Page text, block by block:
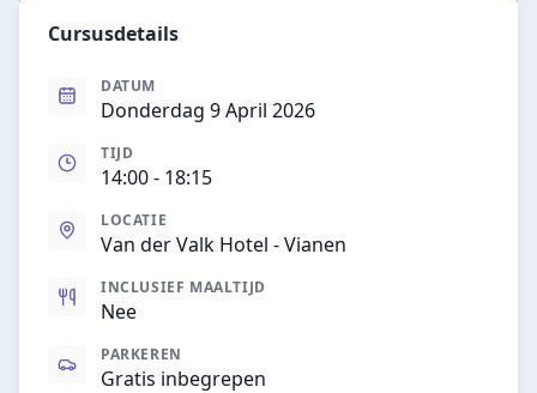
Cursusdetails
DATUM
Donderdag 9 April 2026
TIJD
14:00- 18:15
LOCATIE
Van der Valk Hotel - Vianen
INCLUSIEF MAALTIJD
Nee
PARKEREN
Gratis inbegrepen